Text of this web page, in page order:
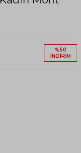
%50
İNDIRIM